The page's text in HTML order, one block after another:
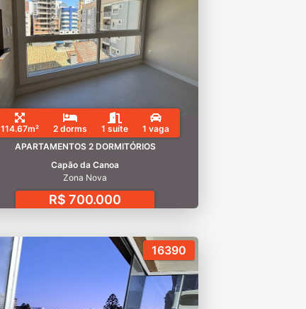
114.67m² 2 dorms 1 suíte
1 vaga
APARTAMENTOS 2 DORMITÓRIOS
Capão da Canoa
Zona Nova
R$ 700.000
16390